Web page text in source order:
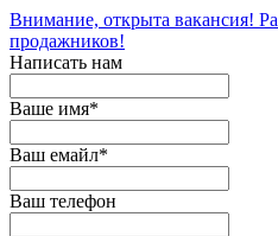
Внимание, открыта вакансия!
продажников!
Написать нам
Ваше имя*
Ваш емайл*
Ваш телефон